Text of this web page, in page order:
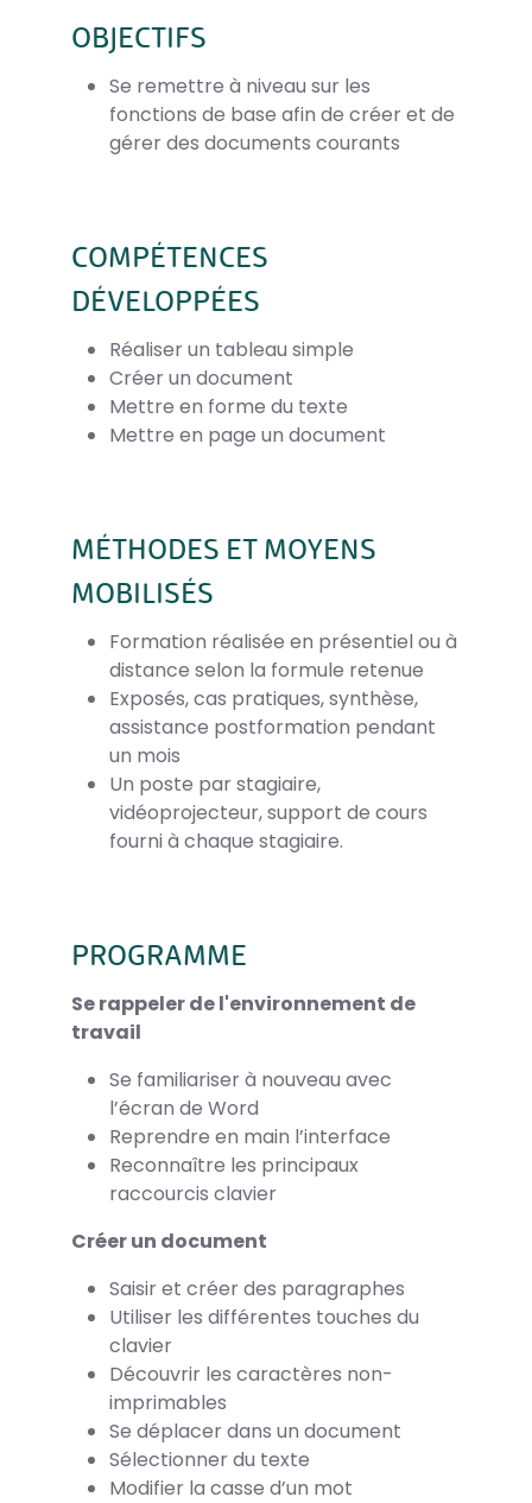
OBJECTIFS
Se remettre à niveau sur les
fonctions de base afin de créer et de
gérer des documents courants
COMPÉTENCES
DÉVELOPPÉES
Réaliser un tableau simple
Créer un document
Mettre en forme du texte
Mettre en page un document
MÉTHODES ET MOYENS
MOBILISÉS
Formation réalisée en présentiel ou à
distance selon la formule retenue
Exposés, cas pratiques, synthèse,
assistance postformation pendant
un mois
Un poste par stagiaire,
vidéoprojecteur, support de cours
fourni à chaque stagiaire.
PROGRAMME
Se rappeler de l'environnement de
travail
Se familiariser à nouveau avec
l’écran de Word
Reprendre en main l’interface
Reconnaître les principaux
raccourcis clavier
Créer un document
Saisir et créer des paragraphes
Utiliser les différentes touches du
clavier
Découvrir les caractères non-
imprimables
Se déplacer dans un document
Sélectionner du texte
Modifier la casse d’un mot